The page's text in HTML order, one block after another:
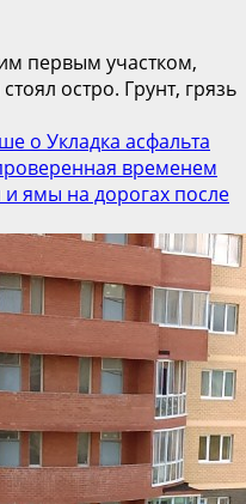
первым участком,
остро. Грунт, грязь
о Укладка асфальта
временем
ямы на дорогах после